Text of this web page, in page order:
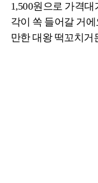
1,500원으로 가격
각이 쏙 들어갈 거
만한 대왕 떡꼬치거